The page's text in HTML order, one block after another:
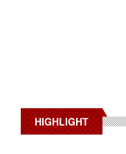
HIGHLIGHT